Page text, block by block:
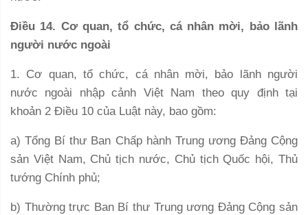
Điều 14. Cơ quan, tổ chức, cá nhân mời, bảo lãnh
người nước ngoài
1. Cơ quan, tổ chức, cá nhân mời, bảo lãnh người
nước ngoài nhập cảnh Việt Nam theo quy định tại
khoản 2 Điều 10 của Luật này, bao gồm:
a) Tổng Bí thư Ban Chấp hành Trung ương Đảng Cộng
sản Việt Nam, Chủ tịch nước, Chủ tịch Quốc hội, Thủ
tướng Chính phủ;
b) Thường trực Ban Bí thư Trung ương Đảng Cộng sản